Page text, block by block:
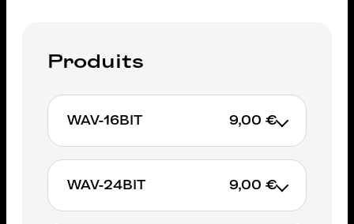
Produits
WAV-16BIT 9,00 €
AJOUTER AU PANIER
WAV-24BIT 9,00 €